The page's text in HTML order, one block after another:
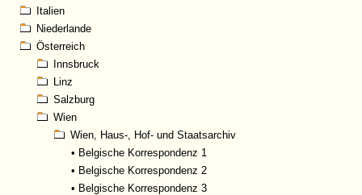
Italien
Niederlande
Österreich
Innsbruck
Linz
Salzburg
Wien
Wien, Haus-, Hof- und Staatsarchiv
• Belgische Korrespondenz 1
• Belgische Korrespondenz 2
• Belgische Korrespondenz 3